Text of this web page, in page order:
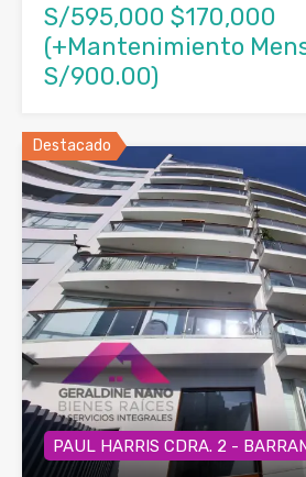
S/595,000 $170,000
(+Mantenimiento
S/900.00)
Destacado
PAUL HARRIS CDRA. 2 -